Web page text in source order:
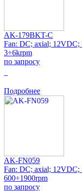
AK-179BKT-C
Fan: DC; axial; 12VDC;
3÷6krpm
по запросу
Подробнее
AK-FN059
Fan: DC; axial;
600÷1900rpm
по запросу